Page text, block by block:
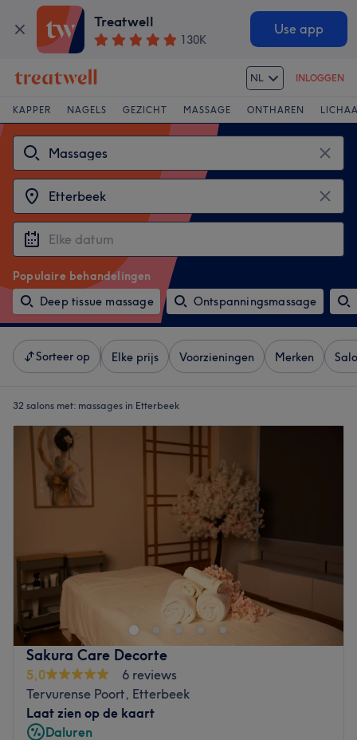
Treatwell
130K
Use app
NL INLOGGEN
KAPPER NAGELS GEZICHT MASSAGE ONTHAREN
Populaire behandelingen
Deep tissue massage
Ontspanningsmassage
Sorteer op Elke prijs Voorzieningen Merken
32 salons met: massages in Etterbeek
Sakura Care Decorte
5,0
6 reviews
Tervurense Poort, Etterbeek
Laat zien op de kaart
Daluren